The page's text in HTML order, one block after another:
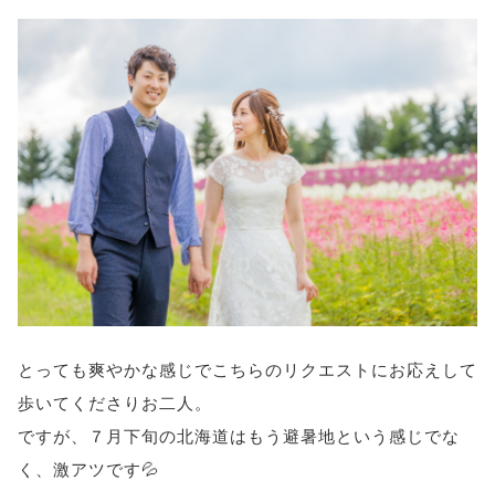
とっても爽やかな感じでこちらのリクエストにお応えして
歩いてくださりお二人。
ですが、７月下旬の北海道はもう避暑地という感じでな
く、激アツです💦